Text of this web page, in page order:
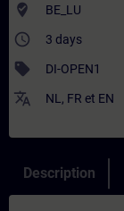
where_to_vote BE_LU
access_time 3 days
sell DI-OPEN1
translate NL , FR et EN
Description